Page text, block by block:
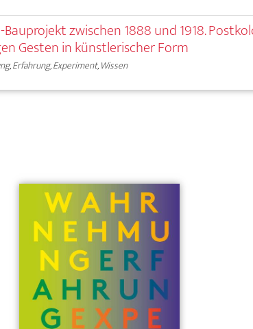
zwischen 1888 und 1918.
Gesten in künstlerischer Form
Erfahrung, Experiment, Wissen